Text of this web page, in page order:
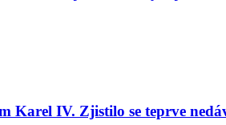
Karel IV. Zjistilo se teprve